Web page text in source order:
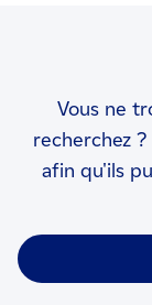
Vous ne
recherchez
afin qu'ils